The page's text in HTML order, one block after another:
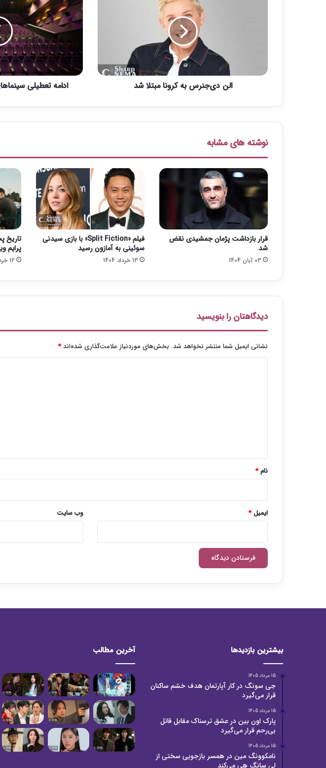
س
ک
ن
ا
م
ب
ت
ا
ش
د
الن دی‌جنرس به کرونا مبتلا شد
ا
م
ت
ع
ی
س
ه
ا
ی
ف
ر
ا
ن
س
ه
ت
و
ا
ن
و
ادامه تعطیلی
نوشته های مشابه
قرار بازداشت پژمان جمشیدی نقض
شد
03 آبان 1404
فیلم «Split Fiction» با بازی سیدنی
سوئینی به آمازون رسید
13 خرداد 1404
پرایم
12 خرداد 1404
دیدگاهتان را بنویسید
نشانی ایمیل شما منتشر نخواهد شد. بخش‌های موردنیاز علامت‌گذاری شده‌اند*
نام*
ایمیل* وب‌ سایت
بیشترین بازدیدها
15 مرداد 1405
جی سونگ در کار آپارتمان هدف خشم ساکنان
قرار می‌گیرد
15 مرداد 1405
پارک اون بین در عشق ترسناک مقابل قاتل
بی‌رحم قرار می‌گیرد
15 مرداد 1405
نامکوونگ مین در همسر بازجویی سختی از
لی سانگ هی می‌کند
آخرین مطالب